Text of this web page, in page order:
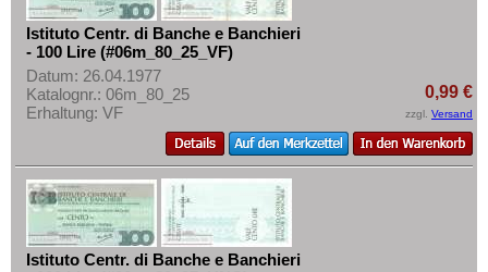
Istituto Centr. di Banche e Banchieri
- 100 Lire (#06m_80_25_VF)
Datum: 26.04.1977
Katalognr.: 06m_80_25
Erhaltung: VF
0,99 €
zzgl. Versand
Istituto Centr. di Banche e Banchieri